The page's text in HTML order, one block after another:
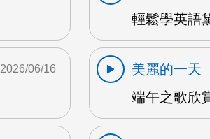
輕鬆學英語
2026/06/16
美麗的一天
端午之歌欣